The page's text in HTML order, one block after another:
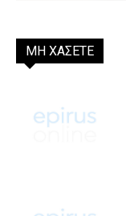
ΜΗ ΧΑΣΕΤΕ